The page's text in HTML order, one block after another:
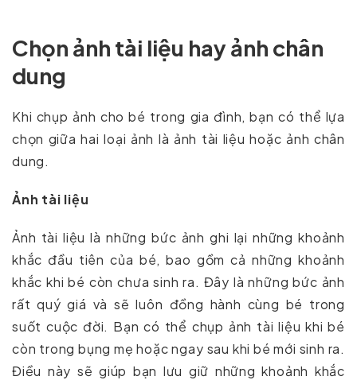
Chọn ảnh tài liệu hay ảnh chân
dung
Khi chụp ảnh cho bé trong gia đình, bạn có thể lựa
chọn giữa hai loại ảnh là ảnh tài liệu hoặc ảnh chân
dung.
Ảnh tài liệu
Ảnh tài liệu là những bức ảnh ghi lại những khoảnh
khắc đầu tiên của bé, bao gồm cả những khoảnh
khắc khi bé còn chưa sinh ra. Đây là những bức ảnh
rất quý giá và sẽ luôn đồng hành cùng bé trong
suốt cuộc đời. Bạn có thể chụp ảnh tài liệu khi bé
còn trong bụng mẹ hoặc ngay sau khi bé mới sinh ra.
Điều này sẽ giúp bạn lưu giữ những khoảnh khắc